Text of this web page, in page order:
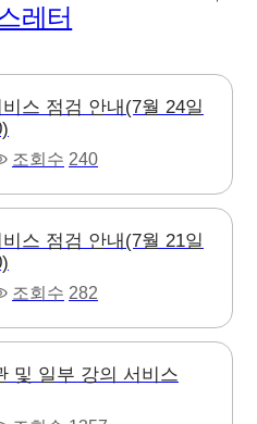
레터
스 점검 안내(7월 24일
조회수 240
스 점검 안내(7월 21일
조회수 282
및 일부 강의 서비스